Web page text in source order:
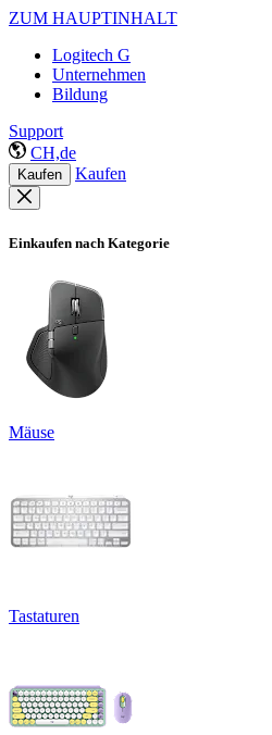
ZUM HAUPTINHALT
Logitech G
Unternehmen
Bildung
Support
CH,de
Kaufen Kaufen
Einkaufen nach Kategorie
Mäuse
Tastaturen